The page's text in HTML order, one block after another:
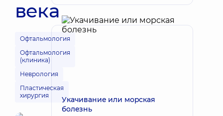
века
Офтальмология
Офтальмология
(клиника)
Неврология
Пластическая
хирургия
Укачивание или морская
болезнь